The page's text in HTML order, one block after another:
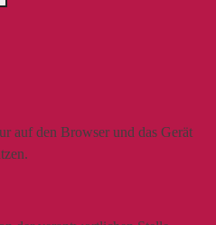
auf den Browser und das Gerät